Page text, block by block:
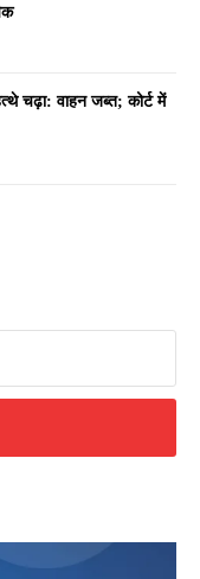
चढ़ा: वाहन जब्त; कोर्ट में